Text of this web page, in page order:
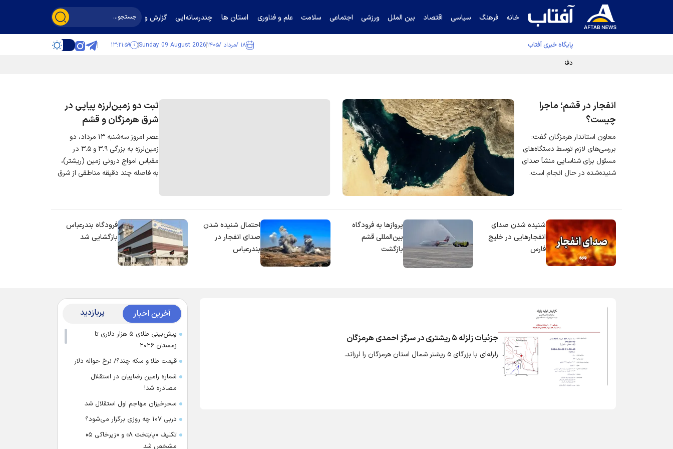
خانه فرهنگ سیاسی اقتصاد بین الملل ورزشی اجتماعی سلامت علم و فناوری استان ها چندرسانه‌ایی گزارش و گفت‌وگو
پایگاه خبری آفتاب ۱۸ /مرداد /۱۴۰۵ Sunday 09 August 2026 ۱۳:۲۱:۵۹
دفتر رهبر انقلاب ادعای خرازی درباره پزشکیان را تکذیب کرد
انفجار در قشم؛ ماجرا
چیست؟
معاون استاندار هرمزگان گفت:
بررسی‌های لازم توسط دستگاه‌های
مسئول برای شناسایی منشأ صدای
شنیده‌شده در حال انجام است.
ثبت دو زمین‌لرزه پیاپی در
شرق هرمزگان و قشم
عصر امروز سه‌شنبه ۱۳ مرداد، دو
زمین‌لرزه به بزرگی ۳.۹ و ۳.۵ در
مقیاس امواج درونی زمین (ریشتر)،
به فاصله چند دقیقه مناطقی از شرق
شنیده شدن صدای
انفجارهایی در خلیج
فارس
پروازها به فرودگاه
بین‌المللی قشم
بازگشت
احتمال شنیده شدن
صدای انفجار در
بندرعباس
فرودگاه بندرعباس
بازگشایی شد
جزئیات زلزله ۵ ریشتری در سرگز احمدی هرمزگان
زلزله‌ای با بزرگای ۵ ریشتر شمال استان هرمزگان را لرزاند.
آخرین اخبار پربازدید
پیش‌بینی طلای ۵ هزار دلاری تا
زمستان ۲۰۲۶
قیمت طلا و سکه چند؟/ نرخ حواله دلار
شماره رامین رضاییان در استقلال
مصادره شد!
سحرخیزان مهاجم اول استقلال شد
دربی ۱۰۷ چه روزی برگزار می‌شود؟
تکلیف «پایتخت ۸» و «زیرخاکی ۵»
مشخص شد